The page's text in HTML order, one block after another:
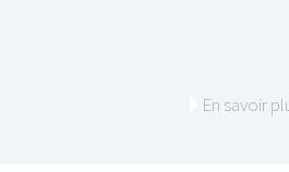
En savoir